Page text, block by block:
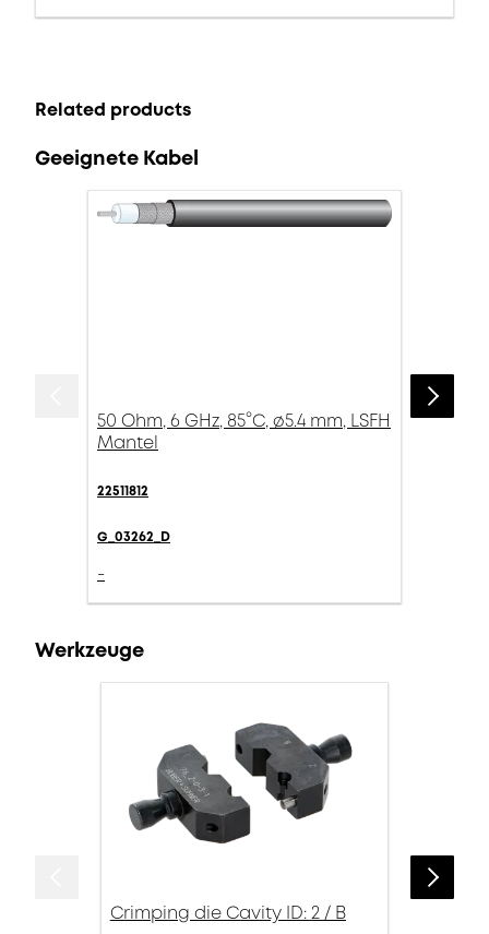
Related products
Geeignete Kabel
50 Ohm, 6 GHz, 85°C, ø5.4 mm, LSFH
Mantel
22511812
G_03262_D
-
Werkzeuge
Crimping die Cavity ID: 2 / B